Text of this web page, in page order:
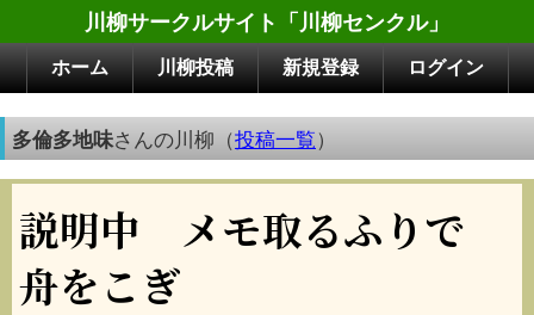
川柳サークルサイト「川柳センクル」
ホーム 川柳投稿 新規登録 ログイン
多倫多地味さんの川柳（投稿一覧）
説明中 メモ取るふりで
舟をこぎ